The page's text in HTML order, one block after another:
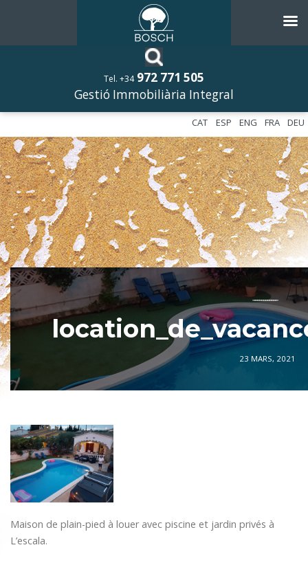
Tel. +34 972 771 505
Gestió Immobiliària Integral
DEU
FRA
ENG
ESP
CAT
––––––––––––
23 MARS, 2021
Maison de plain-pied à louer avec piscine et jardin privés à
L’escala.